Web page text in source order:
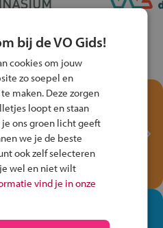
kennis met het
Fiets Veilig Verkeersspel
Cortina-fiets!
ben je op je
bij de VO Gids!
cookies om jouw
zo soepel en
maken. Deze zorgen
loopt en staan
ons groen licht geeft
we je de beste
ook zelf selecteren
wel en niet wilt
vind je in onze